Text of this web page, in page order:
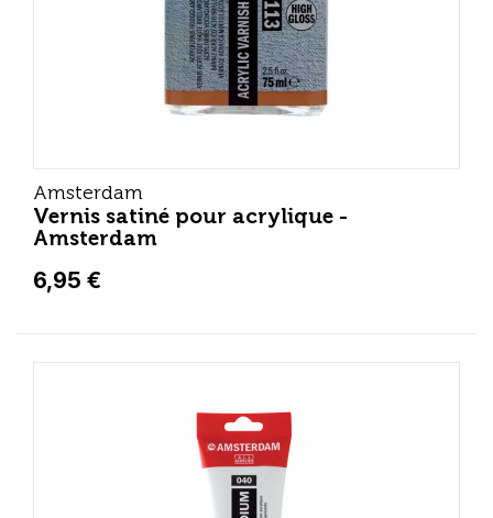
Amsterdam
Vernis satiné pour acrylique -
Amsterdam
6,95 €